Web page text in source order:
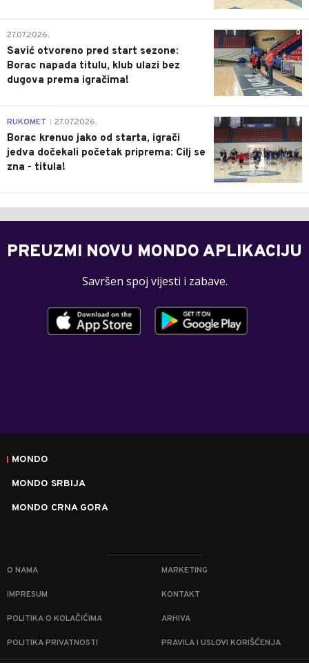
0
27.07.2026.
Savić otvoreno pred start sezone:
Borac napada titulu, klub ulazi bez
dugova prema igračima!
0
RUKOMET 27.07.2026.
Borac krenuo jako od starta, igrači
jedva dočekali početak priprema: Cilj se
zna - titula!
PREUZMI NOVU MONDO APLIKACIJU
Savršen spoj vijesti i zabave.
MONDO
MONDO SRBIJA
MONDO CRNA GORA
O NAMA MARKETING
IMPRESUM KONTAKT
POLITIKA O KOLAČIĆIMA ARHIVA
POLITIKA PRIVATNOSTI PRAVILA I USLOVI KORIŠĆENJA